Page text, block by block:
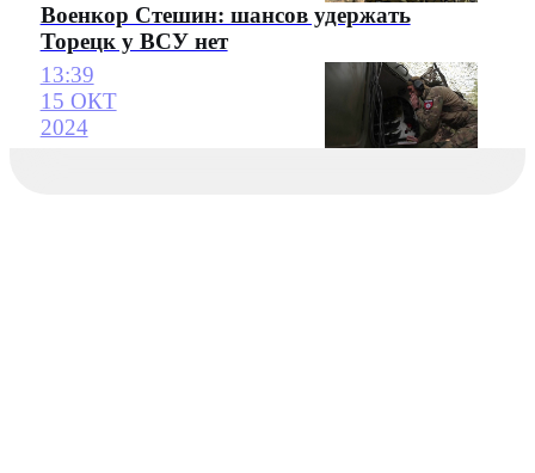
Военкор Стешин: шансов удержать
Торецк у ВСУ нет
13:39
15 ОКТ
2024